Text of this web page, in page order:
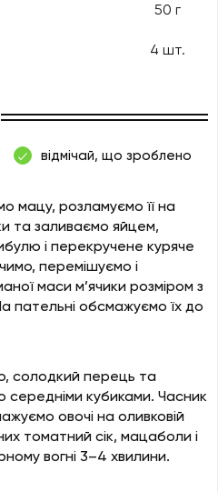
50 г
4 шт.
відмічай, що зроблено
мацу, розламуємо її на
та заливаємо яйцем,
і перекручене куряче
перемішуємо і
маси м’ячики розміром з
пательні обсмажуємо їх до
солодкий перець та
середніми кубиками. Часник
овочі на оливковій
томатний сік, мацаболи і
вогні 3–4 хвилини.